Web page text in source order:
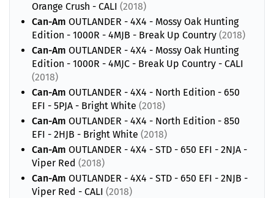
Orange Crush - CALI (2018)
Can-Am OUTLANDER - 4X4 - Mossy Oak Hunting
Edition - 1000R - 4MJB - Break Up Country (2018)
Can-Am OUTLANDER - 4X4 - Mossy Oak Hunting
Edition - 1000R - 4MJC - Break Up Country - CALI
(2018)
Can-Am OUTLANDER - 4X4 - North Edition - 650
EFI - 5PJA - Bright White (2018)
Can-Am OUTLANDER - 4X4 - North Edition - 850
EFI - 2HJB - Bright White (2018)
Can-Am OUTLANDER - 4X4 - STD - 650 EFI - 2NJA -
Viper Red (2018)
Can-Am OUTLANDER - 4X4 - STD - 650 EFI - 2NJB -
Viper Red - CALI (2018)